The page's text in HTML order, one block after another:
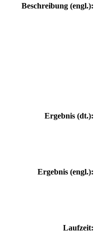
Beschreibung (engl.):
Ergebnis (dt.):
Ergebnis (engl.):
Laufzeit: